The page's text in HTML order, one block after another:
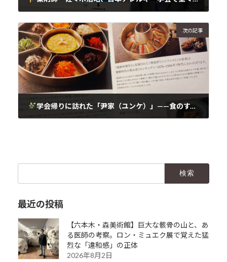
次の記事
学会帰りに訪れた「尹家（ユンケ）」——食のすべてが薬膳であるという体験
最近の投稿
【六本木・森美術館】巨大な骸骨の山と、あ
る医師の考察。ロン・ミュエク展で覚えた猛
烈な「違和感」の正体
2026年8月2日